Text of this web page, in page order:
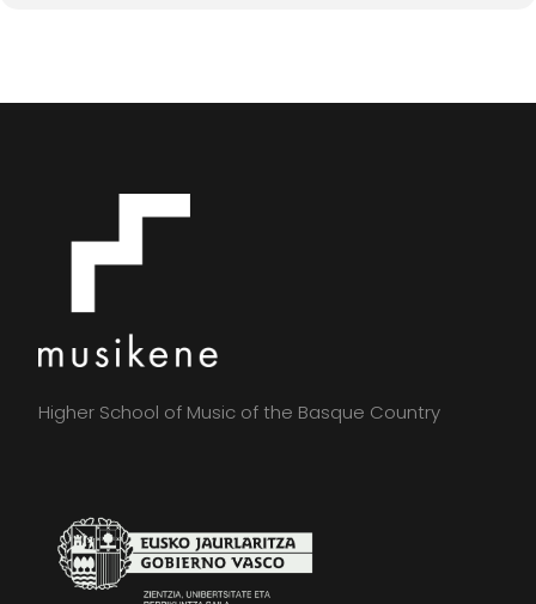
Higher School of Music of the Basque Country